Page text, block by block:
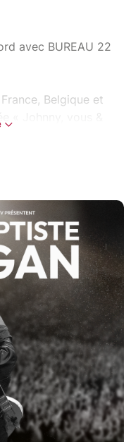
avec BUREAU 22
Belgique et
« Johnny, vous &
mêlée de
Guegan.
musiciens, Jean
rétrospective
grands succès de
Johnny à sa
au concept
anecdotes et
de nombreux
un nouvel
troublante et